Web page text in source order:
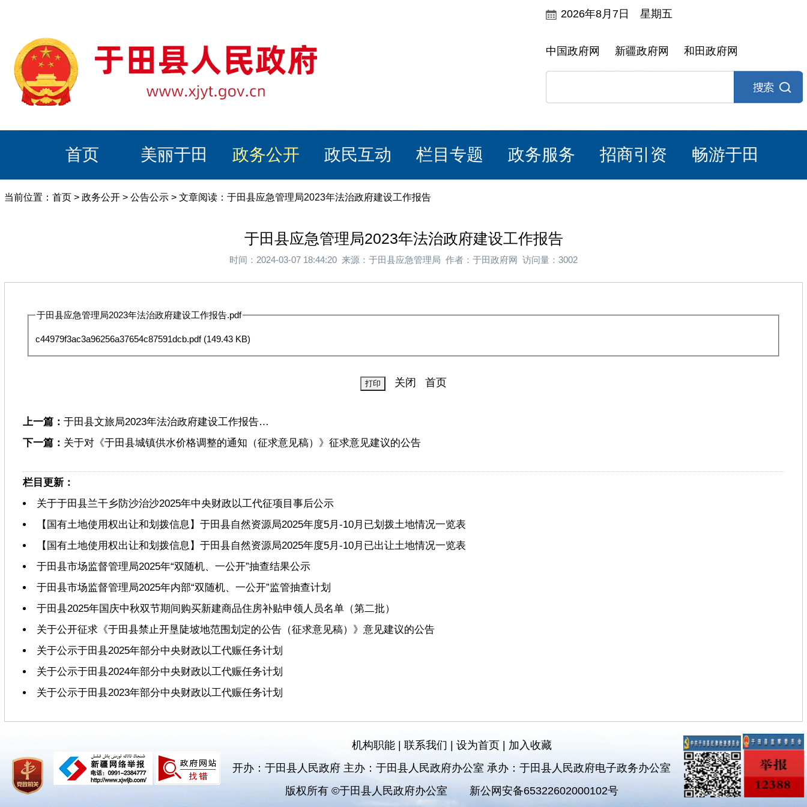
2026年8月7日 星期五
中国政府网 新疆政府网 和田政府网
首页 美丽于田 政务公开 政民互动 栏目专题 政务服务 招商引资 畅游于田
当前位置： 首页 > 政务公开 > 公告公示 > 文章阅读：于田县应急管理局2023年法治政府建设工作报告
于田县应急管理局2023年法治政府建设工作报告
时间：2024-03-07 18:44:20 来源：于田县应急管理局 作者：于田政府网 访问量：3002
于田县应急管理局2023年法治政府建设工作报告.pdf
c44979f3ac3a96256a37654c87591dcb.pdf(149.43 KB)
关闭 首页
上一篇： 于田县文旅局2023年法治政府建设工作报告…
下一篇： 关于对《于田县城镇供水价格调整的通知（征求意见稿）》征求意见建议的公告
栏目更新：
关于于田县兰干乡防沙治沙2025年中央财政以工代征项目事后公示
【国有土地使用权出让和划拨信息】于田县自然资源局2025年度5月-10月已划拨土地情况一览表
【国有土地使用权出让和划拨信息】于田县自然资源局2025年度5月-10月已出让土地情况一览表
于田县市场监督管理局2025年“双随机、一公开”抽查结果公示
于田县市场监督管理局2025年内部“双随机、一公开”监管抽查计划
于田县2025年国庆中秋双节期间购买新建商品住房补贴申领人员名单（第二批）
关于公开征求《于田县禁止开垦陡坡地范围划定的公告（征求意见稿）》意见建议的公告
关于公示于田县2025年部分中央财政以工代赈任务计划
关于公示于田县2024年部分中央财政以工代赈任务计划
关于公示于田县2023年部分中央财政以工代赈任务计划
机构职能| 联系我们 | 设为首页| 加入收藏
开办：于田县人民政府 主办：于田县人民政府办公室 承办：于田县人民政府电子政务办公室
版权所有 ©于田县人民政府办公室
新公网安备65322602000102号